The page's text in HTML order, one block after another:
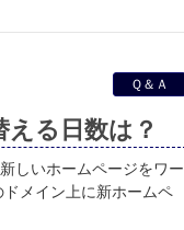
Ｑ＆Ａ
る日数は？
しいホームページをワー
メイン上に新ホームペ